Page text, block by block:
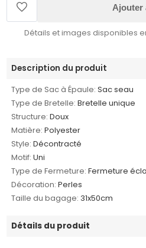
Ajouter
Détails et images disponibles
Description du produit
Type de Sac à Épaule: Sac seau
Type de Bretelle: Bretelle unique
Structure: Doux
Matière: Polyester
Style: Décontracté
Motif: Uni
Type de Fermeture: Fermeture
Décoration: Perles
Taille du bagage: 31x50cm
Détails du produit